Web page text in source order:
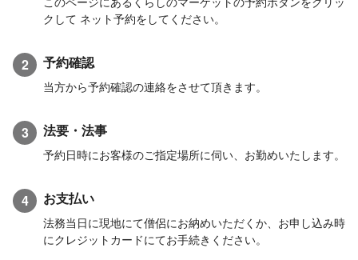
クして ネット予約をしてください。
2 予約確認
当方から予約確認の連絡をさせて頂きます。
3 法要・法事
予約日時にお客様のご指定場所に伺い、お勤めいたします。
4 お支払い
法務当日に現地にて僧侶にお納めいただくか、お申し込み時
にクレジットカードにてお手続きください。